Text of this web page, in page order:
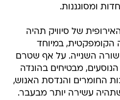
ומסוגננות.
של סיוויק תהיה
הקומפקטית, במיוחד
השנייה. על אף שטרם
מבטיחים בהונדה
החומרים והנדסת האנוש,
עשירה יותר מבעבר.